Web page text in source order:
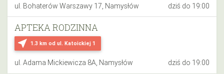
ul. Bohaterów Warszawy 17, Namysłów dziś do 19:00
near_me 1.3 km od ul. Katoickiej 1
APTEKA RODZINNA
ul. Adama Mickiewicza 8A, Namysłów dziś do 19:00